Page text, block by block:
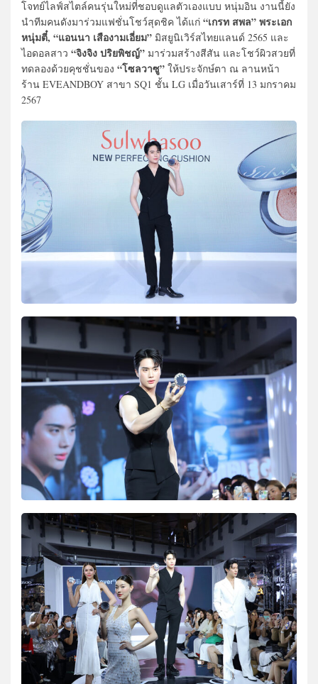
โจทย์ไลฟ์สไตล์คนรุ่นใหม่ที่ชอบดูแลตัวเองแบบ หนุ่มอิน งานนี้ยัง
นำทีมคนดังมาร่วมแฟชั่นโชว์สุดชิค ได้แก่ “เกรท สพล” พระเอก
หนุ่มตี๋, “แอนนา เสืองามเอี่ยม” มิสยูนิเวิร์สไทยแลนด์ 2565 และ
ไอดอลสาว “จิงจิง ปริยพิชญ์” มาร่วมสร้างสีสัน และโชว์ผิวสวยที่
ทดลองด้วยคุชชั่นของ “โซลวาซู” ให้ประจักษ์ตา ณ ลานหน้า
ร้าน EVEANDBOY สาขา SQ1 ชั้น LG เมื่อวันเสาร์ที่ 13 มกราคม
2567